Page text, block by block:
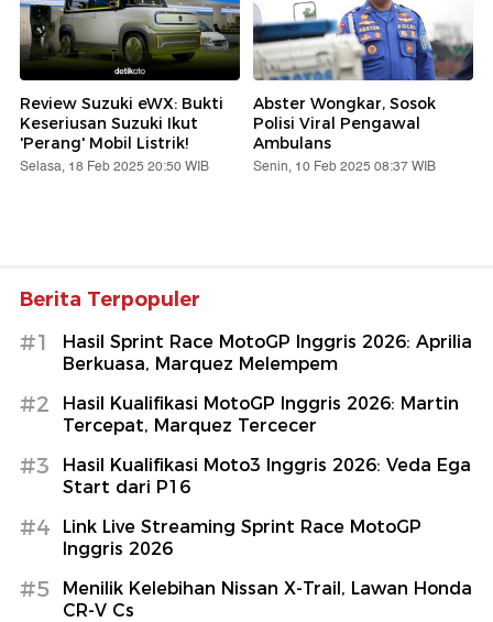
Review Suzuki eWX: Bukti
Keseriusan Suzuki Ikut
'Perang' Mobil Listrik!
Selasa, 18 Feb 2025 20:50 WIB
Abster Wongkar, Sosok
Polisi Viral Pengawal
Ambulans
Senin, 10 Feb 2025 08:37 WIB
Berita Terpopuler
#1
Hasil Sprint Race MotoGP Inggris 2026: Aprilia
Berkuasa, Marquez Melempem
#2
Hasil Kualifikasi MotoGP Inggris 2026: Martin
Tercepat, Marquez Tercecer
#3
Hasil Kualifikasi Moto3 Inggris 2026: Veda Ega
Start dari P16
#4
Link Live Streaming Sprint Race MotoGP
Inggris 2026
#5
Menilik Kelebihan Nissan X-Trail, Lawan Honda
CR-V Cs